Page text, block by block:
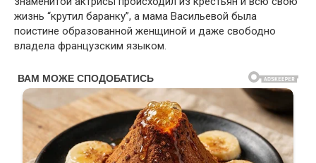
жизнь “крутил баранку”, а мама Васильевой была
поистине образованной женщиной и даже свободно
владела французским языком.